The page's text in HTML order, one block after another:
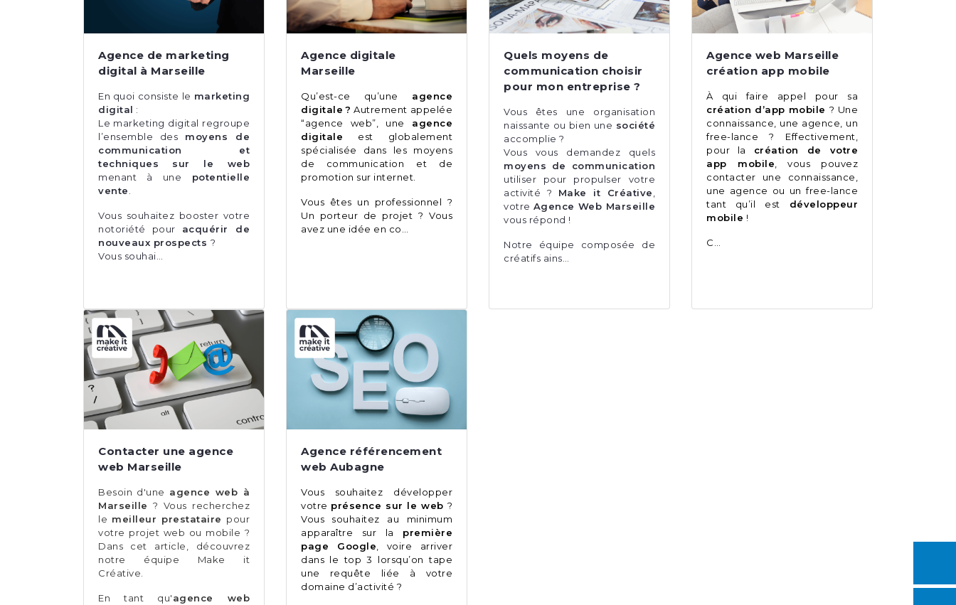
Agence de marketing
digital à Marseille
En quoi consiste le marketing
digital :
Le marketing digital regroupe
l’ensemble des moyens de
communication et
techniques sur le web
menant à une potentielle
vente.
Vous souhaitez booster votre
notoriété pour acquérir de
nouveaux prospects ?
Vous souhai…
Agence digitale
Marseille
Qu’est-ce qu’une agence
digitale ? Autrement appelée
“agence web”, une agence
digitale est globalement
spécialisée dans les moyens
de communication et de
promotion sur internet.
Vous êtes un professionnel ?
Un porteur de projet ? Vous
avez une idée en co…
Quels moyens de
communication choisir
pour mon entreprise ?
Vous êtes une organisation
naissante ou bien une société
accomplie ?
Vous vous demandez quels
moyens de communication
utiliser pour propulser votre
activité ? Make it Créative,
votre Agence Web Marseille
vous répond !
Notre équipe composée de
créatifs ains…
Agence web Marseille
création app mobile
À qui faire appel pour sa
création d’app mobile ? Une
connaissance, une agence, un
free-lance ? Effectivement,
pour la création de votre
app mobile, vous pouvez
contacter une connaissance,
une agence ou un free-lance
tant qu’il est développeur
mobile !
C…
Contacter une agence
web Marseille
Besoin d'une agence web à
Marseille ? Vous recherchez
le meilleur prestataire pour
votre projet web ou mobile ?
Dans cet article, découvrez
notre équipe Make it
Créative.
En tant qu'agence web
Agence référencement
web Aubagne
Vous souhaitez développer
votre présence sur le web ?
Vous souhaitez au minimum
apparaître sur la première
page Google, voire arriver
dans le top 3 lorsqu’on tape
une requête liée à votre
domaine d’activité ?